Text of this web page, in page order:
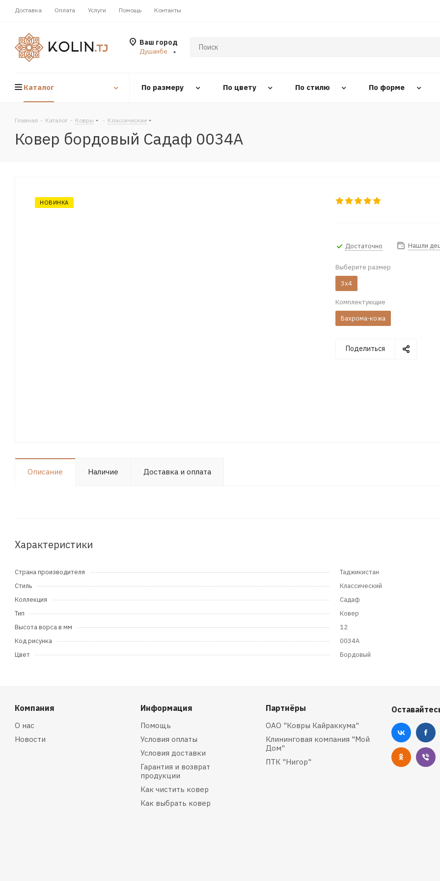
Доставка Оплата Услуги Помощь Контакты
Ваш город
Душанбе
Каталог По размеру По цвету По стилю По форме
Главная - Каталог - Ковры - Классические
Ковер бордовый Садаф 0034A
НОВИНКА
Достаточно Нашли
Выберите размер
3x4
Комплектующие
Бахрома-кожа
Поделиться
Описание Наличие Доставка и оплата
Характеристики
Страна производителя
Таджикистан
Стиль
Классический
Коллекция
Садаф
Тип
Ковер
Высота ворса в мм
12
Код рисунка
0034A
Цвет
Бордовый
Компания
О нас
Новости
Информация
Помощь
Условия оплаты
Условия доставки
Гарантия и возврат
продукции
Как чистить ковер
Как выбрать ковер
Партнёры
ОАО "Ковры Кайраккума"
Клининговая компания "Мой
Дом"
ПТК "Нигор"